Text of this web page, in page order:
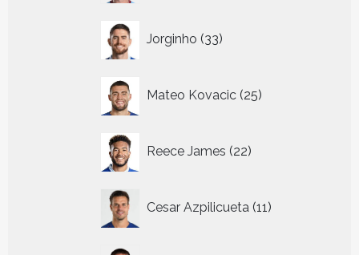
Jorginho 33
producten
Mateo Kovacic 25
producten
Reece James 22
producten
Cesar Azpilicueta 11
producten